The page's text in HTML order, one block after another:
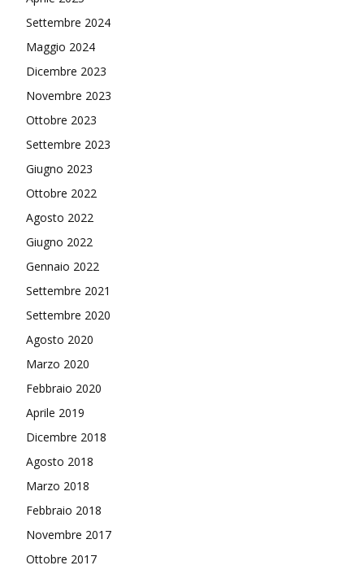
Settembre 2024
Maggio 2024
Dicembre 2023
Novembre 2023
Ottobre 2023
Settembre 2023
Giugno 2023
Ottobre 2022
Agosto 2022
Giugno 2022
Gennaio 2022
Settembre 2021
Settembre 2020
Agosto 2020
Marzo 2020
Febbraio 2020
Aprile 2019
Dicembre 2018
Agosto 2018
Marzo 2018
Febbraio 2018
Novembre 2017
Ottobre 2017